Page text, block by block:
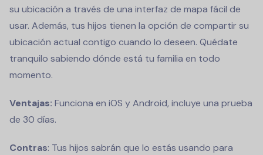
su ubicación a través de una interfaz de mapa fácil de
usar. Además, tus hijos tienen la opción de compartir su
ubicación actual contigo cuando lo deseen. Quédate
tranquilo sabiendo dónde está tu familia en todo
momento.
Ventajas: Funciona en iOS y Android, incluye una prueba
de 30 días.
Contras: Tus hijos sabrán que lo estás usando para